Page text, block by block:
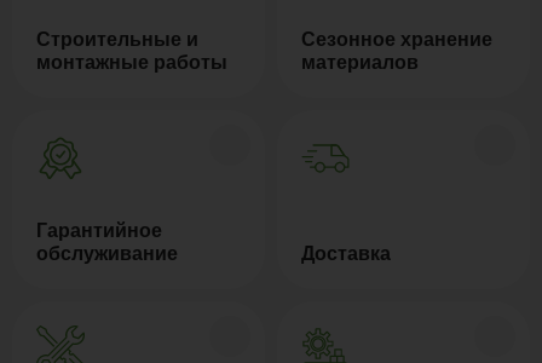
Строительные и
монтажные работы
Сезонное хранение
материалов
Гарантийное
обслуживание
Доставка